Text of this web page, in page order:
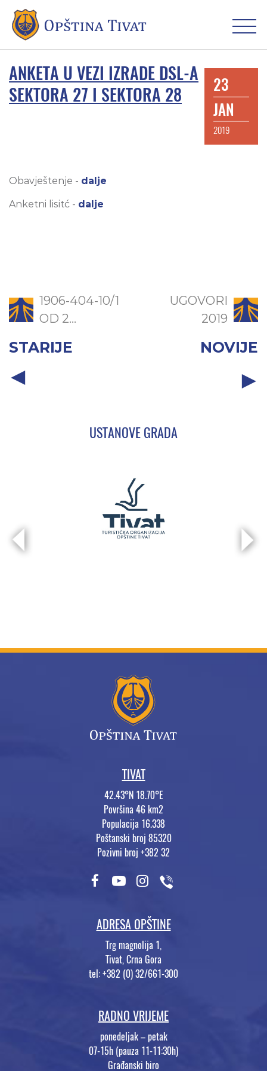
ANKETA U VEZI IZRADE DSL-A
SEKTORA 27 I SEKTORA 28
23
JAN
2019
Obavještenje - dalje
Anketni lisitć - dalje
1906-404-10/1
OD 2...
STARIJE
UGOVORI
2019
NOVIJE
USTANOVE GRADA
TIVAT
42.43°N 18.70°E
Površina 46 km2
Populacija 16.338
Poštanski broj 85320
Pozivni broj +382 32
ADRESA OPŠTINE
Trg magnolija 1,
Tivat, Crna Gora
tel: +382 (0) 32/661-300
RADNO VRIJEME
ponedeljak – petak
07-15h (pauza 11-11:30h)
Građanski biro